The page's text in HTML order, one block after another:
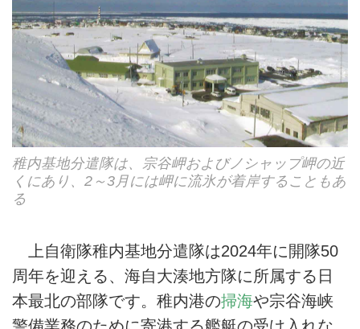
稚内基地分遣隊は、宗谷岬およびノシャップ岬の近
くにあり、2～3月には岬に流氷が着岸することもあ
る
上自衛隊稚内基地分遣隊は2024年に開隊50
周年を迎える、海自大湊地方隊に所属する日
本最北の部隊です。稚内港の掃海や宗谷海峡